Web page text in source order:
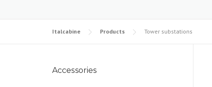
Italcabine Products Tower substations
Accessories